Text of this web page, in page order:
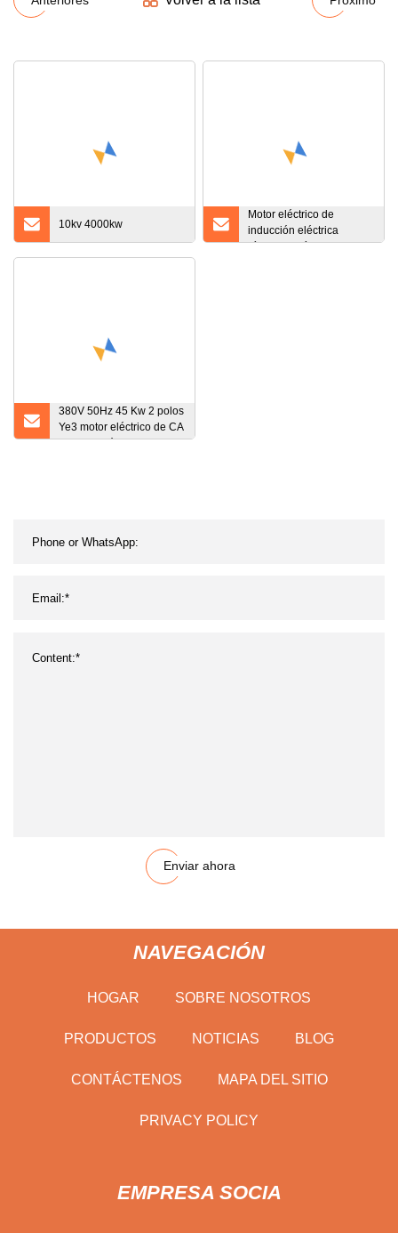
10kv 4000kw
Motor eléctrico de
inducción eléctrica
síncrono asíncrono a
380V 50Hz 45 Kw 2 polos
Ye3 motor eléctrico de CA
de inducción de alta
Enviar ahora
NAVEGACIÓN
HOGAR SOBRE NOSOTROS
PRODUCTOS NOTICIAS BLOG
CONTÁCTENOS MAPA DEL SITIO
PRIVACY POLICY
EMPRESA SOCIA